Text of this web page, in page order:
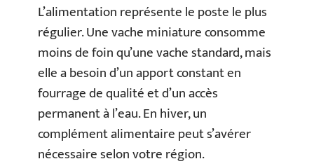
L’alimentation représente le poste le plus
régulier. Une vache miniature consomme
moins de foin qu’une vache standard, mais
elle a besoin d’un apport constant en
fourrage de qualité et d’un accès
permanent à l’eau. En hiver, un
complément alimentaire peut s’avérer
nécessaire selon votre région.